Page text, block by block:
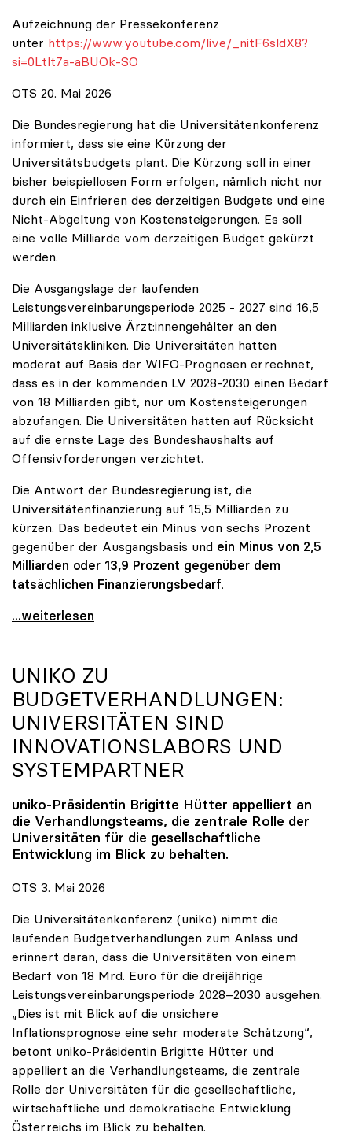
Aufzeichnung der Pressekonferenz
unter https://www.youtube.com/live/_nitF6sldX8?
si=0Ltlt7a-aBUOk-SO
OTS 20. Mai 2026
Die Bundesregierung hat die Universitätenkonferenz
informiert, dass sie eine Kürzung der
Universitätsbudgets plant. Die Kürzung soll in einer
bisher beispiellosen Form erfolgen, nämlich nicht nur
durch ein Einfrieren des derzeitigen Budgets und eine
Nicht-Abgeltung von Kostensteigerungen. Es soll
eine volle Milliarde vom derzeitigen Budget gekürzt
werden.
Die Ausgangslage der laufenden
Leistungsvereinbarungsperiode 2025 - 2027 sind 16,5
Milliarden inklusive Ärzt:innengehälter an den
Universitätskliniken. Die Universitäten hatten
moderat auf Basis der WIFO-Prognosen errechnet,
dass es in der kommenden LV 2028-2030 einen Bedarf
von 18 Milliarden gibt, nur um Kostensteigerungen
abzufangen. Die Universitäten hatten auf Rücksicht
auf die ernste Lage des Bundeshaushalts auf
Offensivforderungen verzichtet.
Die Antwort der Bundesregierung ist, die
Universitätenfinanzierung auf 15,5 Milliarden zu
kürzen. Das bedeutet ein Minus von sechs Prozent
gegenüber der Ausgangsbasis und ein Minus von 2,5
Milliarden oder 13,9 Prozent gegenüber dem
tatsächlichen Finanzierungsbedarf.
\"Österreich ist für die heimischen Universitäten
...weiterlesen
UNIKO ZU
BUDGETVERHANDLUNGEN:
UNIVERSITÄTEN SIND
INNOVATIONSLABORS UND
SYSTEMPARTNER
uniko-Präsidentin Brigitte Hütter appelliert an
die Verhandlungsteams, die zentrale Rolle der
Universitäten für die gesellschaftliche
Entwicklung im Blick zu behalten.
OTS 3. Mai 2026
Die Universitätenkonferenz (uniko) nimmt die
laufenden Budgetverhandlungen zum Anlass und
erinnert daran, dass die Universitäten von einem
Bedarf von 18 Mrd. Euro für die dreijährige
Leistungsvereinbarungsperiode 2028–2030 ausgehen.
„Dies ist mit Blick auf die unsichere
Inflationsprognose eine sehr moderate Schätzung“,
betont uniko-Präsidentin Brigitte Hütter und
appelliert an die Verhandlungsteams, die zentrale
Rolle der Universitäten für die gesellschaftliche,
wirtschaftliche und demokratische Entwicklung
Österreichs im Blick zu behalten.